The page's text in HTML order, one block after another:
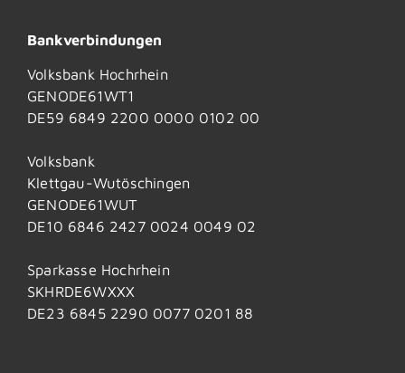
Bankverbindungen
Volksbank Hochrhein
GENODE61WT1
DE59 6849 2200 0000 0102 00
Volksbank
Klettgau-Wutöschingen
GENODE61WUT
DE10 6846 2427 0024 0049 02
Sparkasse Hochrhein
SKHRDE6WXXX
DE23 6845 2290 0077 0201 88